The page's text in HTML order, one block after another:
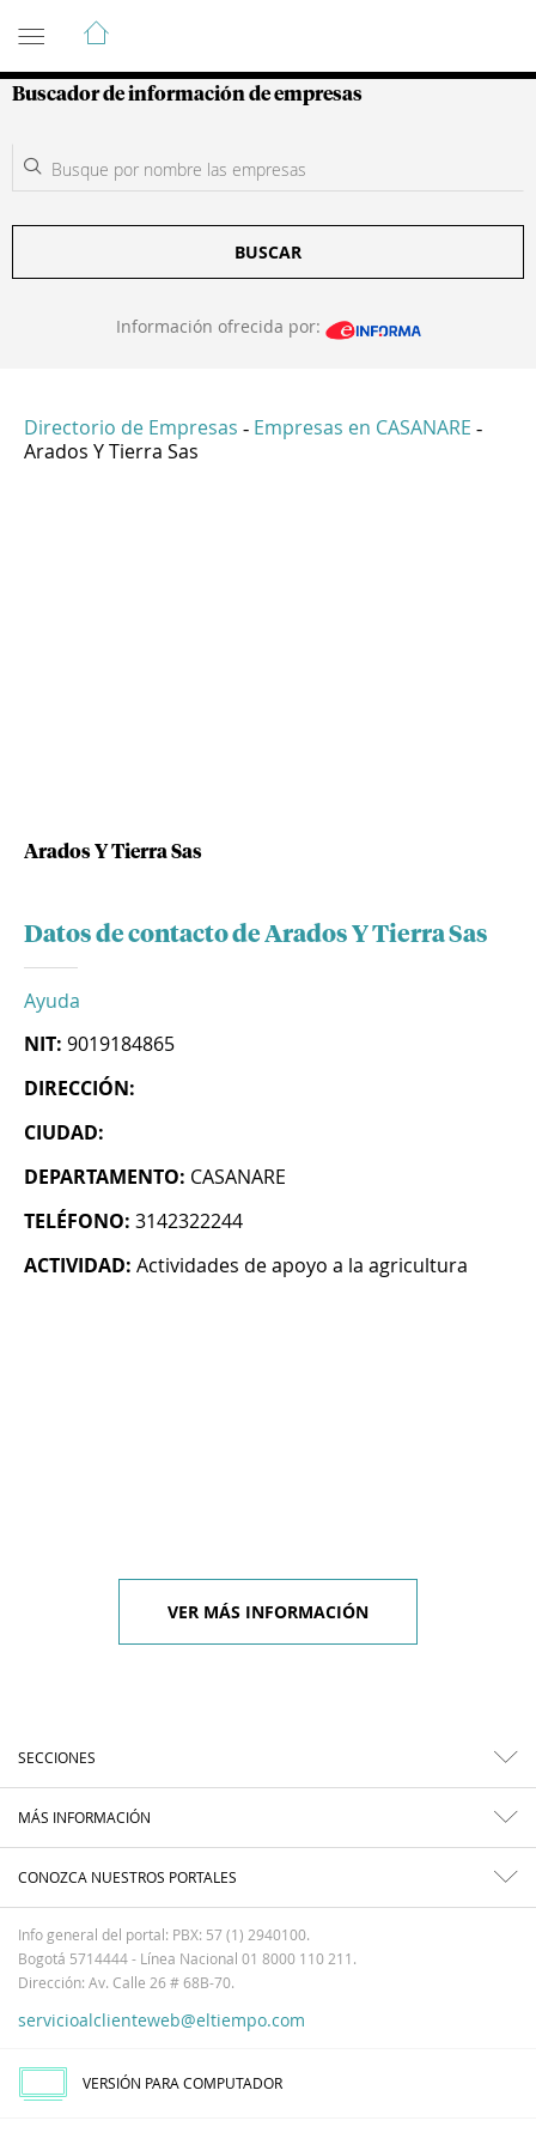
Guía de Empresas Colombianas
Buscador de información de empresas
BUSCAR
Información ofrecida por:
Directorio de Empresas - Empresas en CASANARE -
Arados Y Tierra Sas
Arados Y Tierra Sas
Datos de contacto de Arados Y Tierra Sas
Ayuda
NIT: 9019184865
DIRECCIÓN:
CIUDAD:
DEPARTAMENTO: CASANARE
TELÉFONO: 3142322244
ACTIVIDAD: Actividades de apoyo a la agricultura
VER MÁS INFORMACIÓN
SECCIONES
MÁS INFORMACIÓN
CONOZCA NUESTROS PORTALES
Info general del portal: PBX: 57 (1) 2940100.
Bogotá 5714444 - Línea Nacional 01 8000 110 211.
Dirección: Av. Calle 26 # 68B-70.
servicioalclienteweb@eltiempo.com
VERSIÓN PARA COMPUTADOR